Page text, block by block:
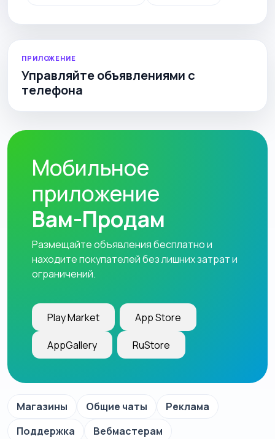
ПРИЛОЖЕНИЕ
Управляйте объявлениями с
телефона
Мобильное
приложение
Вам-Продам
Размещайте объявления бесплатно и
находите покупателей без лишних затрат и
ограничений.
Play Market App Store
AppGallery RuStore
Магазины Общие чаты
Реклама
Поддержка
Вебмастерам